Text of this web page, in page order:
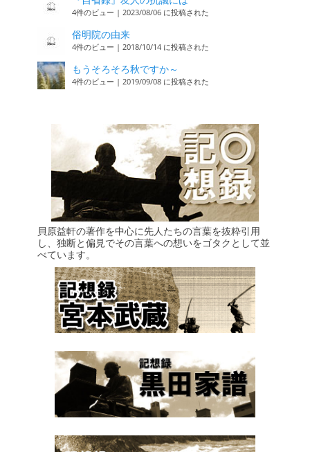
4件のビュー | 2023/08/06 に投稿された
俗明院の由来
4件のビュー | 2018/10/14 に投稿された
もうそろそろ秋ですか～
4件のビュー | 2019/09/08 に投稿された
貝原益軒の著作を中心に先人たちの言葉を抜粋引用
し、独断と偏見でその言葉への想いをゴタクとして並
べています。